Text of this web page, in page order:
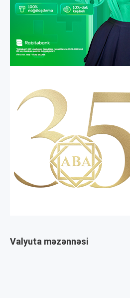
Valyuta məzənnəsi